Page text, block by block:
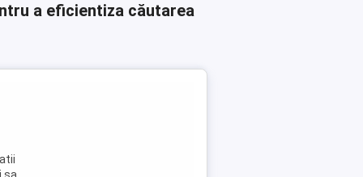
a eficientiza căutarea